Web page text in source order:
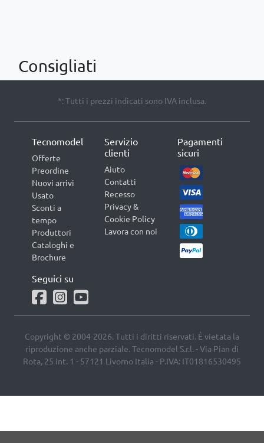
Consigliati
*: Tutti i prezzi indicati sono IVA inclusa.
Tecnomodel
Offerte
Preordine
Nuovi arrivi
Usato
Sconti a
tempo
Produttori
Cataloghi e
Brochure
Servizio
clienti
Aiuto
Contatti
Recesso
Privacy &
Cookie Policy
Lavora con noi
Pagamenti
sicuri
Seguici su
Copyright © 2004-2026. Tutti i diritti riservati. È vietata la
riproduzione anche parziale. Tecnomodel S.r.l. - Via Pian di
Rota, 25 int. 1 - 57121 Livorno Italia - P.IVA: IT01816530495